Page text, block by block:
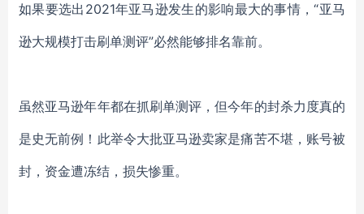
如果要选出 2021年亚马逊发生的影响最大的事情，“亚马
逊大规模打击刷单测评”必然能够排名靠前。
虽然亚马逊年年都在抓刷单测评，但今年的封杀力度真的
是史无前例！此举令大批亚马逊卖家是痛苦不堪，账号被
封，资金遭冻结，损失惨重。